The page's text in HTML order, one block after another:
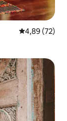
Gemiddelde
4,89 (72)